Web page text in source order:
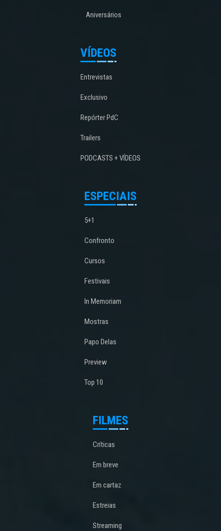
Aniversários
VÍDEOS
Entrevistas
Exclusivo
Repórter PdC
Trailers
PODCASTS + VÍDEOS
ESPECIAIS
5+1
Confronto
Cursos
Festivais
In Memoriam
Mostras
Papo Delas
Preview
Top 10
FILMES
Críticas
Em breve
Em cartaz
Estreias
Streaming